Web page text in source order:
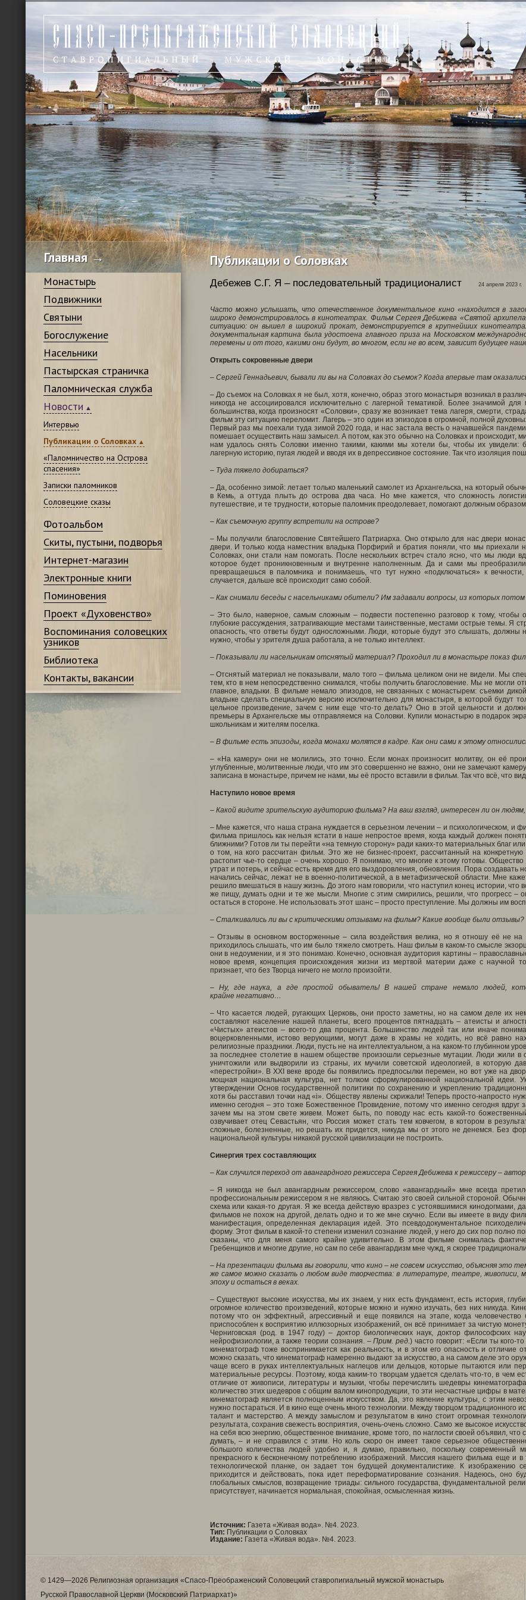
Главная →
Монастырь
Подвижники
Святыни
Богослужение
Насельники
Пастырская страничка
Паломническая служба
Новости
Интервью
Публикации о Соловках
«Паломничество на Острова
спасения»
Записки паломников
Соловецкие сказы
Фотоальбом
Скиты, пустыни, подворья
Интернет-магазин
Электронные книги
Поминовения
Проект «Духовенство»
Воспоминания соловецких
узников
Библиотека
Контакты, вакансии
Публикации о Соловках
Дебежев С.Г. Я – последовательный традиционалист 24 апреля 2023 г.
Часто можно услышать, что отечественное документальное кино «находится в
широко демонстрировалось в кинотеатрах. Фильм Сергея Дебижева «Святой
ситуацию: он вышел в широкий прокат, демонстрируется в крупнейших
документальная картина была удостоена главного приза на Московском
перемены и от того, какими они будут, во многом, если не во всем, зависит будущее
Открыть сокровенные двери
– Сергей Геннадьевич, бывали ли вы на Соловках до съемок? Когда впервые там
– До съемок на Соловках я не был, хотя, конечно, образ этого монастыря возникал в
никогда не ассоциировался исключительно с лагерной тематикой. Более значимой
большинства, когда произносят «Соловки», сразу же возникает тема лагеря, смерти,
фильм эту ситуацию переломит. Лагерь – это один из эпизодов в огромной, полной
Первый раз мы поехали туда зимой 2020 года, и нас застала весть о начавшейся
помешает осуществить наш замысел. А потом, как это обычно на Соловках и происходит,
нам удалось снять Соловки именно такими, какими мы хотели бы, чтобы их увидели:
лагерную историю, пугая людей и вводя их в депрессивное состояние. Так что изоляция
– Туда тяжело добираться?
– Да, особенно зимой: летает только маленький самолет из Архангельска, на который
в Кемь, а оттуда плыть до острова два часа. Но мне кажется, что сложность
путешествие, и те трудности, которые паломник преодолевает, помогают должным
– Как съемочную группу встретили на острове?
– Мы получили благословение Святейшего Патриарха. Оно открыло для нас двери
двери. И только когда наместник владыка Порфирий и братия поняли, что мы приехали
Соловках, они стали нам помогать. После нескольких встреч стало ясно, что мы люди
которое будет проникновенным и внутренне наполненным. Да и сами мы
превращаешься в паломника и понимаешь, что тут нужно «подключаться» к
случается, дальше всё происходит само собой.
– Как снимали беседы с насельниками обители? Им задавали вопросы, из которых
– Это было, наверное, самым сложным – подвести постепенно разговор к тому, чтобы
глубокие рассуждения, затрагивающие местами таинственные, местами острые темы. Я
опасность, что ответы будут односложными. Люди, которые будут это слышать, должны
нужно, чтобы у зрителя душа работала, а не только интеллект.
– Показывали ли насельникам отснятый материал? Проходил ли в монастыре показ
– Отснятый материал не показывали, мало того – фильма целиком они не видели. Мы
тем, кто в нем непосредственно снимался, чтобы получить благословение. Мы не могли
главное, владыки. В фильме немало эпизодов, не связанных с монастырем: съемки
владыке сделать специальную версию исключительно для монастыря, в которой будут
цельное произведение, зачем с ним еще что-то делать? Оно в этой цельности и
премьеры в Архангельске мы отправляемся на Соловки. Купили монастырю в подарок
школьникам и жителям поселка.
– В фильме есть эпизоды, когда монахи молятся в кадре. Как они сами к этому
– «На камеру» они не молились, это точно. Если монах произносит молитву, он её
углубленные, молитвенные люди, что им это совершенно не важно, они не замечают
записана в монастыре, причем не нами, мы её просто вставили в фильм. Так что всё, что
Наступило новое время
– Какой видите зрительскую аудиторию фильма? На ваш взгляд, интересен ли он
– Мне кажется, что наша страна нуждается в серьезном лечении – и психологическом, и
фильма пришлось как нельзя кстати в наше непростое время, когда каждый должен
ближними? Готов ли ты перейти «на темную сторону» ради каких-то материальных благ
о том, на кого рассчитан фильм. Это же не бизнес-проект, рассчитанный на
растопит чье-то сердце – очень хорошо. Я понимаю, что многие к этому готовы.
утрат и потерь, и сейчас есть время для его выздоровления, обновления. Пора
начались сейчас, лежат не в военно-политической, а в метафизической области. Мне
решило вмешаться в нашу жизнь. До этого нам говорили, что наступил конец истории, что
же пищу, думать одни и те же мысли. Многие с этим смирились, решили, что прогресс –
остаться в стороне. Не использовать этот шанс – просто преступление. Мы должны им
– Сталкивались ли вы с критическими отзывами на фильм? Какие вообще были отзывы?
– Отзывы в основном восторженные – сила воздействия велика, но я отношу её не
приходилось слышать, что им было тяжело смотреть. Наш фильм в каком-то смысле
они в недоумении, и я это понимаю. Конечно, основная аудитория картины –
новое время, концепция происхождения жизни из мертвой материи даже с научной
признает, что без Творца ничего не могло произойти.
– Ну, где наука, а где простой обыватель! В нашей стране немало людей,
крайне негативно…
– Что касается людей, ругающих Церковь, они просто заметны, но на самом деле их
составляют население нашей планеты, всего процентов пятнадцать – атеисты и
«Чистых» атеистов – всего-то два процента. Большинство людей так или иначе
воцерковленными, истово верующими, могут даже в храмы не ходить, но всё равно
религиозные праздники. Люди, пусть не на интеллектуальном, а на каком-то глубинном
за последнее столетие в нашем обществе произошли серьезные мутации. Люди жили в
уничтожили или выдворили из страны, их мучили советской идеологией, в которую
«перестройки». ВXXI веке вроде бы появились предпосылки перемен, но вот уже на
мощная национальная культура, нет толком сформулированной национальной
утверждении Основ государственной политики по сохранению и укреплению
хотя бы расставил точки над «i». Обществу явлены скрижали! Теперь просто-напросто
именно сегодня – это тоже Божественное Провидение, потому что именно сегодня
зачем мы на этом свете живем. Может быть, по поводу нас есть какой-то
озвучивает отец Севастьян, что Россия может стать тем ковчегом, в котором в
сложные, болезненные, но решать их придется, никуда мы от этого не денемся. Без
национальной культуры никакой русской цивилизации не построить.
Синергия трех составляющих
– Как случился переход от авангардного режиссера Сергея Дебижева к режиссеру –
– Я никогда не был авангардным режиссером, слово «авангардный» мне всегда
профессиональным режиссером я не являюсь. Считаю это своей сильной стороной.
схема или какая-то другая. Я же всегда действую вразрез с устоявшимися кинодогмами,
фильмов не похож на другой, делать одно и то же мне скучно. Если вы имеете в виду
манифестация, определенная декларация идей. Это псевдодокументальное
форму. Этот фильм в какой-то степени изменил сознание людей, у него до сих пор полно
сказаны, что для меня самого крайне удивительно. В этом фильме снималась
Гребенщиков и многие другие, но сам по себе авангардизм мне чужд, я скорее
– На презентации фильма вы говорили, что кино – не совсем искусство, объясняя это
же самое можно сказать о любом виде творчества: в литературе, театре, живописи,
эпоху и остаться в веках.
– Существуют высокие искусства, мы их знаем, у них есть фундамент, есть история,
огромное количество произведений, которые можно и нужно изучать, без них никуда.
потому что он эффектный, агрессивный и еще появился на этапе, когда
приспособлен к восприятию иллюзорных изображений, он всё принимает за чистую
Черниговская (род. в 1947 году) – доктор биологических наук, доктор философских
нейрофизиологии, а также теории сознания. – Прим. ред.) часто говорит: «Если ты кого-
кинематограф тоже воспринимается как реальность, и в этом его опасность и отличие
можно сказать, что кинематограф намеренно выдают за искусство, а на самом деле это
чаще всего в руках интеллектуальных наглецов или дельцов, которые пытаются или
материальные ресурсы. Поэтому, когда каким-то творцам удается сделать что-то, в чем
отличие от живописи, литературы и музыки, чтобы перечислить шедевры
количество этих шедевров с общим валом кинопродукции, то эти несчастные цифры в
кинематограф является полноценным искусством. Да, это явление культуры, с этим
нужно постараться. И в кино еще очень много технологии. Между творцом традиционного
талант и мастерство. А между замыслом и результатом в кино стоит огромная
результата, сохранив свежесть восприятия, очень-очень сложно. Само же высокое
на себя всю энергию, общественное внимание, кроме того, по наглости своей объявил, что
думать, – и не справился с этим. Но коль скоро он имеет такое серьезное
большого количества людей удобно и, я думаю, правильно, поскольку
прекрасного к бесконечному потреблению изображений. Миссия нашего фильма еще и
технологической планке, он задает тон будущей документалистике. К изображению
приходится и действовать, пока идет переформатирование сознания. Надеюсь, оно
глобальных смыслов, возвращение триады: сильного государства, фундаментальной
присутствует, начинается нормальная, спокойная, осмысленная жизнь.
Источник: Газета «Живая вода». №4. 2023.
Тип: Публикации о Соловках
Издание: Газета «Живая вода». №4. 2023.
© 1429—2026 Религиозная организация «Спасо-Преображенский Соловецкий ставропигиальный мужской монастырь
Русской Православной Церкви (Московский Патриархат)»